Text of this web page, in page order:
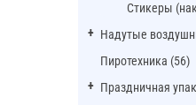
Стикеры
Надутые
Пиротехника (56)
Праздничная